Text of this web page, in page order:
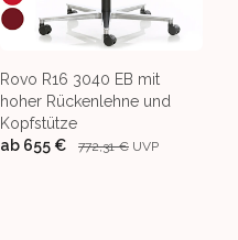
Rovo R16 3040 EB mit
hoher Rückenlehne und
Kopfstütze
ab 655 € 772,31 € UVP